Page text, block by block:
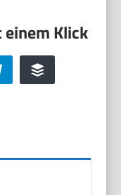
Telegram Buffer